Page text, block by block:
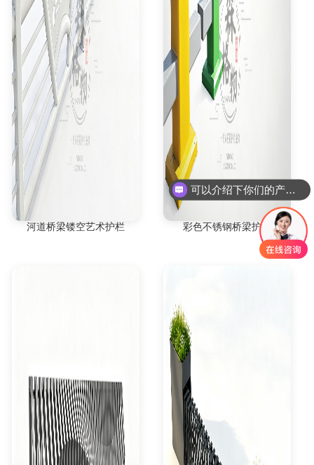
河道桥梁镂空艺术护栏 彩色不锈钢桥梁护栏
你们是否支持定制